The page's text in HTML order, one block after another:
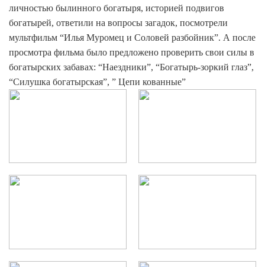
личностью былинного богатыря, историей подвигов
богатырей, ответили на вопросы загадок, посмотрели
мультфильм “Илья Муромец и Соловей разбойник”. А после
просмотра фильма было предложено проверить свои силы в
богатырских забавах: “Наездники”, “Богатырь-зоркий глаз”,
“Силушка богатырская”, ” Цепи кованные”